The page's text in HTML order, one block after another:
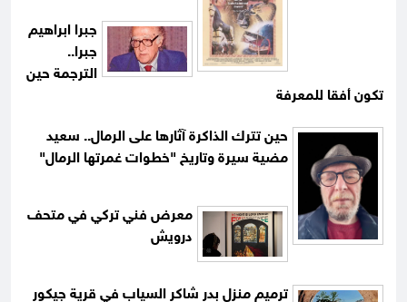
جبرا ابراهيم
جبرا..
الترجمة حين
تكون أفقا للمعرفة
حين تترك الذاكرة آثارها على الرمال.. سعيد
مضية سيرة وتاريخ "خطوات غمرتها الرمال"
معرض فني تركي في متحف
درويش
ترميم منزل بدر شاكر السياب في قرية جيكور